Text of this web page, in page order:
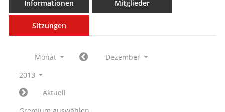
Informationen Mitglieder
Sitzungen
Monat
Dezember
2013
Aktuell